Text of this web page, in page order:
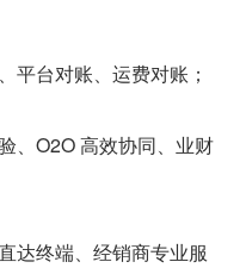
平台对账、运费对账；
、O2O 高效协同、业财
达终端、经销商专业服